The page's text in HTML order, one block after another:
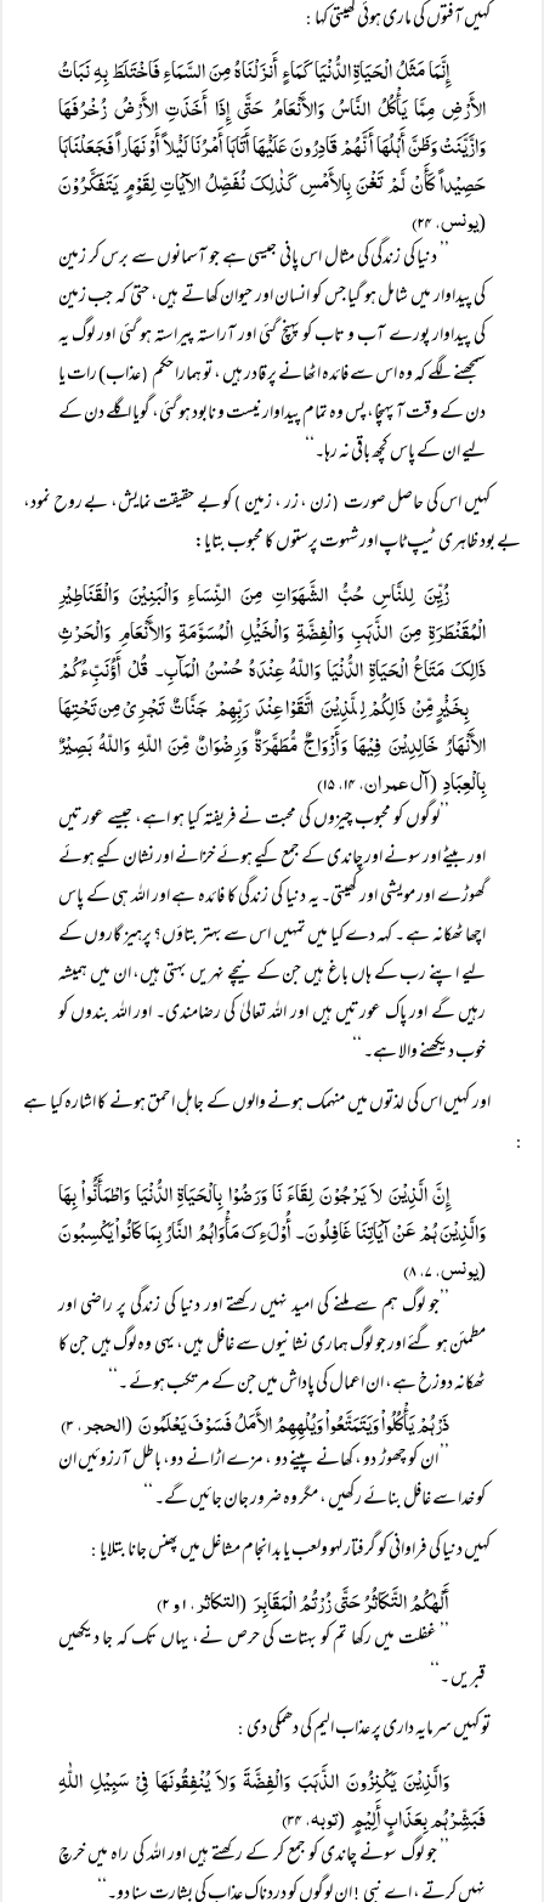
کہیں آفتوں کی ماری ہوئی کھیتی کہا :
إِنَّمَا مَثَلُ الْحَیَاۃِ الدُّنْیَا کَمَاءٍ أَنزَلْنَاہُ مِنَ السَّمَاءِ فَاخْتَلَطَ بِہِ نَبَاتُ
الأَرْضِ مِمَّا یَأْکُلُ النَّاسُ وَالأَنْعَامُ حَتَّی إِذَا أَخَذَتِ الأَرْضُ زُخْرُفَہَا
وَازَّیَّنَتْ وَظَنَّ أَہْلُہَا أَ نَّہُمْ قَادِرُونَ عَلَیْْہَا أَتَاہَا أَمْرُنَا لَیْْلاً أَوْ نَہَاراً فَجَعَلْنَاہَا
حَصِیْداً کَأَنْ لَّمْ تَغْنَ بِالأَمْسِ کَذٰلِکَ نُفَصِّلُ الآیَاتِ لِقَوْمٍ یَتَفَکَّرُوْنَ
(یونس، ۲۴)
’’ دنیا کی زندگی کی مثال اس پانی جیسی ہے جو آسمانوں سے برس کر زمین
کی پیداوار میں شامل ہو گیا جس کو انسان اور حیوان کھاتے ہیں، حتیٰ کہ جب زمین
کی پیداوار پورے آب و تاب کو پہنچ گئی اور آراستہ پیراستہ ہو گئی اور لوگ یہ
سمجھنے لگے کہ وہ اس سے فائدہ اٹھانے پر قادر ہیں ، تو ہمارا حکم (عذاب) رات یا
دن کے وقت آ پہنچا، پس وہ تمام پیداوار نیست و نابود ہو گئی، گویا اگلے دن کے
لیے ان کے پاس کچھ باقی نہ رہا۔‘‘
کہیں اس کی حاصل صورت (زن ، زر ، زمین ) کو بے حقیقت نمایش، بے روح نمود،
بے بود ظاہری ٹیپ ٹاپ اور شہوت پرستوں کا محبوب بتایا:
زُیِّنَ لِلنَّاسِ حُبُّ الشَّہَوَاتِ مِنَ النِّسَاءِ وَالْبَنِیْنَ وَالْقَنَاطِیْرِ
الْمُقَنْطَرَۃِ مِنَ الذَّہَبِ وَالْفِضَّۃِ وَالْخَیْْلِ الْمُسَوَّمَۃِ وَالأَنْعَامِ وَالْحَرْثِ
ذَالِکَ مَتَاعُ الْحَیَاۃِ الدُّنْیَا وَاللّہُ عِنْدَہُ حُسْنُ الْمَآبِ۔ قُلْ أَؤُنَبِّءُکُمْ
بِخَیْْرٍ مِّنْ ذَالِکُمْ لِلَّذِیْنَ اتَّقَوْا عِنْدَ رَبِّہِمْ جَنَّاتٌ تَجْرِیْ مِن تَحْتِہَا
الأَنْہَارُ خَالِدِیْنَ فِیْہَا وَأَزْوَاجٌ مُّطَہَّرَۃٌ وَرِضْوَانٌ مِّنَ اللّہِ وَاللّہُ بَصِیْرٌ
بِالْعِبَادِ(آل عمران، ۱۴، ۱۵)
’’لوگوں کو محبوب چیزوں کی محبت نے فریفتہ کیا ہو اہے، جیسے عورتیں
اور بیٹے اور سونے اور چاندی کے جمع کیے ہوئے خزانے اور نشان کیے ہوئے
گھوڑے اور مویشی اور کھیتی۔ یہ دنیا کی زندگی کا فائدہ ہے اور اللہ ہی کے پاس
اچھا ٹھکانہ ہے ۔ کہہ دے کیا میں تمہیں اس سے بہتر بتاؤں؟ پرہیز گاروں کے
لیے اپنے رب کے ہاں باغ ہیں جن کے نیچے نہریں بہتی ہیں، ان میں ہمیشہ
رہیں گے اور پاک عورتیں ہیں اور اللہ تعالیٰ کی رضامندی۔ اور اللہ بندوں کو
خوب دیکھنے والا ہے۔ ‘‘
اور کہیں اس کی لذتوں میں منہمک ہونے والوں کے جاہل احمق ہونے کا اشارہ کیا ہے
:
إِنَّ الَّذِیْنَ لاَ یَرْجُوْنَ لِقَاءَ نَا وَرَضُوْا بِالْحَیَاۃِ الدُّنْیَا وَاطْمَأَنُّواْ بِہَا
وَالَّذِیْنَ ہُمْ عَنْ آیَاتِنَا غَافِلُونَ۔ أُوْلَءِکَ مَأْوَاہُمُ النَّارُ بِمَا کَانُواْ یَکْسِبُونَ
(یونس، ۷، ۸)
’’جو لوگ ہم سے ملنے کی امید نہیں رکھتے اور دنیا کی زندگی پر راضی اور
مطمئن ہو گئے اور جو لوگ ہماری نشانیوں سے غافل ہیں، یہی وہ لوگ ہیں جن کا
ٹھکانہ دوزخ ہے، ان اعمال کی پاداش میں جن کے مرتکب ہوئے ۔‘‘
ذَرْہُمْ یَأْکُلُواْ وَیَتَمَتَّعُواْ وَیُلْہِہِمُ الأَمَلُ فَسَوْفَ یَعْلَمُونَ(الحجر، ۳)
’’ ان کو چھوڑ دو ، کھانے پینے دو ، مزے اڑانے دو، باطل آرزوئیں ان
کو خدا سے غافل بنائے رکھیں ، مگر وہ ضرور جان جائیں گے۔ ‘‘
کہیں دنیا کی فراوانی کو گرفتار لہو ولعب یا بد انجام مشاغل میں پھنس جانا بتلایا :
أَلْہٰکُمُ التَّکَاثُرُ حَتَّی زُرْتُمُ الْمَقَابِرَ (التکاثر، ۱ و ۲)
’’ غفلت میں رکھا تم کو بہتات کی حرص نے، یہاں تک کہ جا دیکھیں
قبریں ۔‘‘
تو کہیں سرمایہ داری پر عذاب الیم کی دھمکی دی :
وَالَّذِیْنَ یَکْنِزُونَ الذَّہَبَ وَالْفِضَّۃَ وَلاَ یُنْفِقُونَہَا فِیْ سَبِیْلِ اللّٰہِ
فَبَشِّرْہُم بِعَذَابٍ أَلِیْمٍ (توبہ، ۳۴)
’’ جو لوگ سونے چاندی کو جمع کر کے رکھتے ہیں اور اللہ کی راہ میں خرچ
نہیں کرتے ، اے نبی !ان لوگوں کو دردناک عذاب کی بشارت سنا دو۔‘‘